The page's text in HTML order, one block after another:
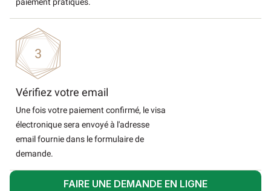
Vérifiez votre email
Une fois votre paiement confirmé, le visa
électronique sera envoyé à l'adresse
email fournie dans le formulaire de
demande.
FAIRE UNE DEMANDE EN LIGNE